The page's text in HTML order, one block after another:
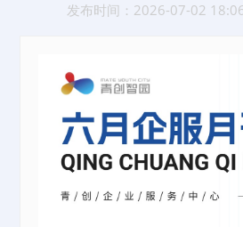
发布时间：2026-07-02